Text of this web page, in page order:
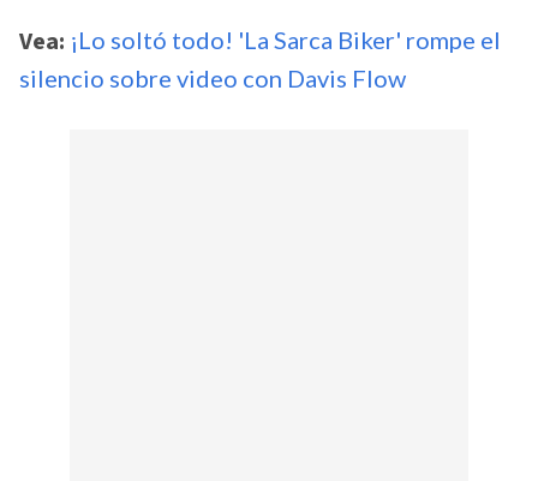
Vea: ¡Lo soltó todo! 'La Sarca Biker' rompe el
silencio sobre video con Davis Flow